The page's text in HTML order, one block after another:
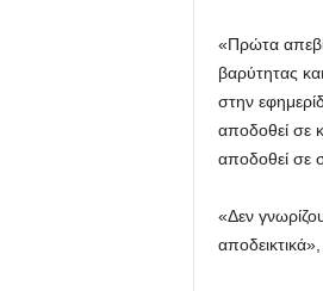
«Πρώτα
βαρύτητας
στην
αποδοθεί σε
αποδοθεί σε
«Δεν